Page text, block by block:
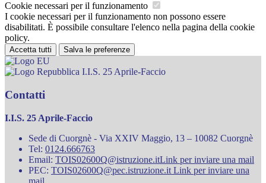
Cookie necessari per il funzionamento
I cookie necessari per il funzionamento non possono essere
disabilitati. È possibile consultare l'elenco nella pagina della cookie
policy.
Accetta tutti Salva le preferenze
I.I.S. 25 Aprile-Faccio
Contatti
I.I.S. 25 Aprile-Faccio
Sede di Cuorgnè - Via XXIV Maggio, 13 – 10082 Cuorgnè
Tel: 0124.666763
Email: TOIS02600Q@istruzione.itLink per inviare una mail
PEC: TOIS02600Q@pec.istruzione.it Link per inviare una
mail